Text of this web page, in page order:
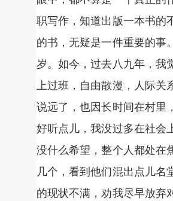
职写作，知道出版一本书的
的书，无疑是一件重要的
岁。如今，过去八九年，我
上过班，自由散漫，人际关
说远了，也因长时间在村里
好听点儿，我没过多在社会
没什么希望，整个人都处在
几个，看到他们混出点儿名
的现状不满，劝我尽早放弃